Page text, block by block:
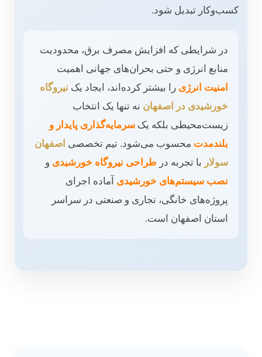
کسب‌وکار تبدیل شود.
در شرایطی که افزایش مصرف برق، محدودیت
منابع انرژی و حتی بحران‌های جهانی اهمیت
امنیت انرژی را بیشتر کرده‌اند، ایجاد یک نیروگاه
خورشیدی در اصفهان نه تنها یک انتخاب
زیست‌محیطی بلکه یک سرمایه‌گذاری پایدار و
بلندمدت محسوب می‌شود. تیم تخصصی اصفهان
سولار با تجربه در طراحی نیروگاه خورشیدی و
نصب سیستم‌های خورشیدی آماده اجرای
پروژه‌های خانگی، تجاری و صنعتی در سراسر
استان اصفهان است.